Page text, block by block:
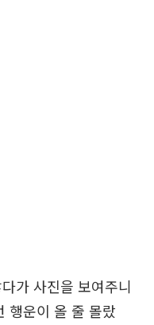
가 사진을 보여주니
행운이 올 줄 몰랐